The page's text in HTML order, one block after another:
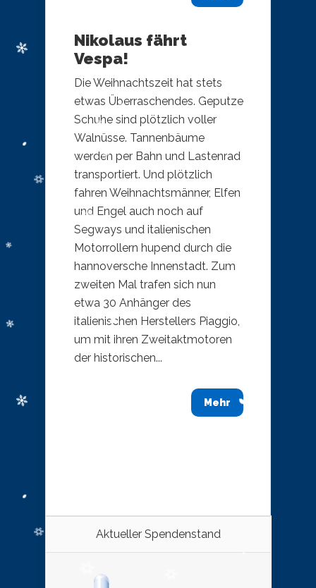
Nikolaus fährt
Vespa!
Die Weihnachtszeit hat stets
etwas Überraschendes. Geputze
Schuhe sind plötzlich voller
Walnüsse. Tannenbäume
werden per Bahn und Lastenrad
transportiert. Und plötzlich
fahren Weihnachtsmänner, Elfen
und Engel auch noch auf
Segways und italienischen
Motorrollern hupend durch die
hannoversche Innenstadt. Zum
zweiten Mal trafen sich nun
etwa 30 Anhänger des
italienischen Herstellers Piaggio,
um mit ihren Zweitaktmotoren
der historischen...
Mehr
Aktueller Spendenstand